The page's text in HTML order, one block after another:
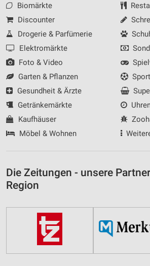
Biomärkte
Discounter
Drogerie & Parfümerie
Elektromärkte
Foto & Video
Garten & Pflanzen
Gesundheit & Ärzte
Getränkemärkte
Kaufhäuser
Möbel & Wohnen
Die Zeitungen - unsere
Region